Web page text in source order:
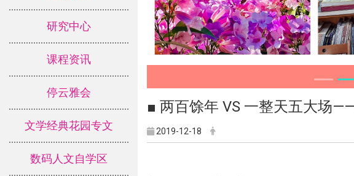
研究中心
课程资讯
停云雅会
文学经典花园专文
数码人文自学区
​■ 两百馀年 VS 一整天五大场
2019-12-18